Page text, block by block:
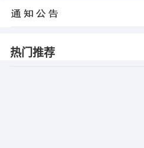
热门推荐